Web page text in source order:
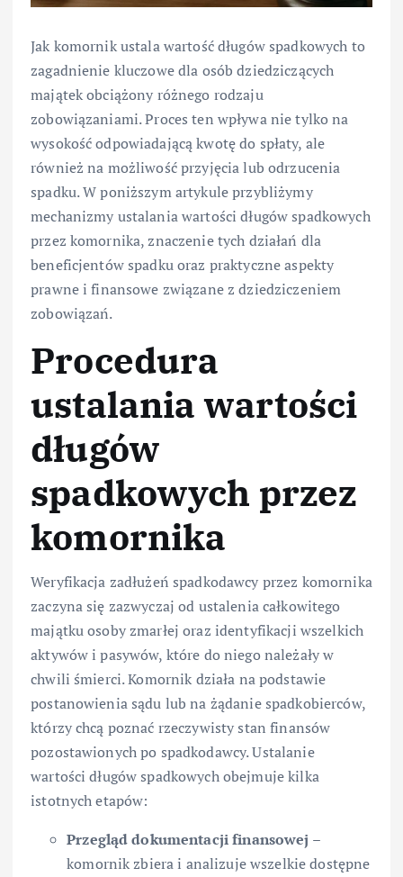
Jak komornik ustala wartość długów spadkowych to
zagadnienie kluczowe dla osób dziedziczących
majątek obciążony różnego rodzaju
zobowiązaniami. Proces ten wpływa nie tylko na
wysokość odpowiadającą kwotę do spłaty, ale
również na możliwość przyjęcia lub odrzucenia
spadku. W poniższym artykule przybliżymy
mechanizmy ustalania wartości długów spadkowych
przez komornika, znaczenie tych działań dla
beneficjentów spadku oraz praktyczne aspekty
prawne i finansowe związane z dziedziczeniem
zobowiązań.
Procedura
ustalania wartości
długów
spadkowych przez
komornika
Weryfikacja zadłużeń spadkodawcy przez komornika
zaczyna się zazwyczaj od ustalenia całkowitego
majątku osoby zmarłej oraz identyfikacji wszelkich
aktywów i pasywów, które do niego należały w
chwili śmierci. Komornik działa na podstawie
postanowienia sądu lub na żądanie spadkobierców,
którzy chcą poznać rzeczywisty stan finansów
pozostawionych po spadkodawcy. Ustalanie
wartości długów spadkowych obejmuje kilka
istotnych etapów:
Przegląd dokumentacji finansowej –
komornik zbiera i analizuje wszelkie dostępne